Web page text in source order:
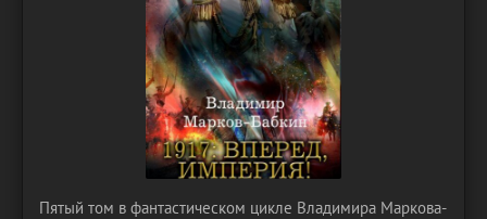
Пятый том в фантастическом цикле Владимира Маркова-